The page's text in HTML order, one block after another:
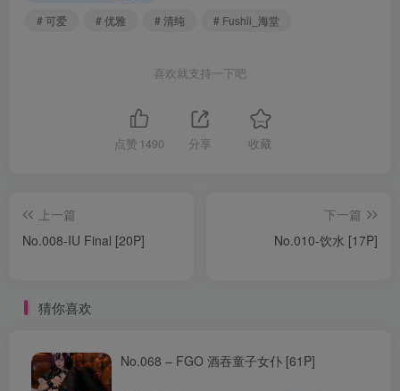
# 可爱
# 优雅 # 清纯 # Fushii_海堂
喜欢就支持一下吧
点赞 1490 分享 收藏
上一篇
No.008-IU Final [20P]
下一篇
No.010-饮水 [17P]
猜你喜欢
No.068 – FGO 酒吞童子女仆 [61P]